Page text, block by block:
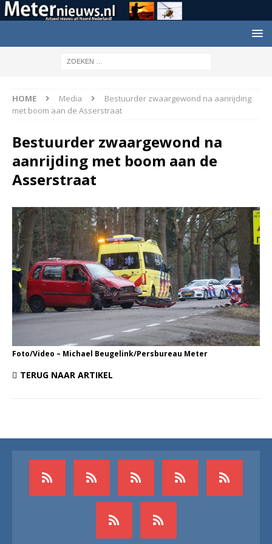
HOME Media
Bestuurder zwaargewond na aanrijding
met boom aan de Asserstraat
Bestuurder zwaargewond na
aanrijding met boom aan de
Asserstraat
Foto/Video – Michael Beugelink/Persbureau Meter
TERUG NAAR ARTIKEL